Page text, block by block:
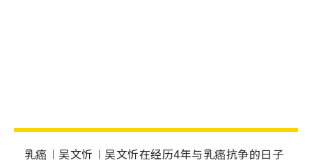
乳癌︱吴文忻︱吴文忻在经历4年与乳癌抗争的日子